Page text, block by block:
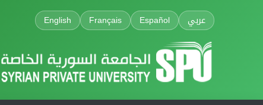
English Français Español عربي